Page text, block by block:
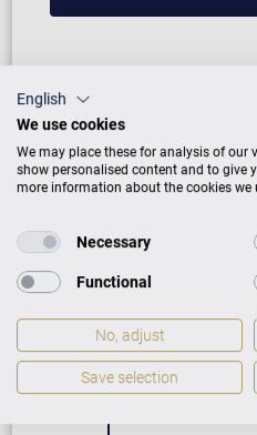
5 Jahre
Reparatur
English
We use cookies
We may place these for analysis of our
show personalised content and to give
more information about the cookies we
Necessary
Functional
No, adjust
Save selection